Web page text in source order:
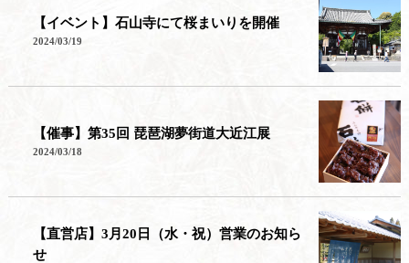
【イベント】石山寺にて桜まいりを開催
2024/03/19
【催事】第35回 琵琶湖夢街道大近江展
2024/03/18
【直営店】3月20日（水・祝）営業のお知ら
せ